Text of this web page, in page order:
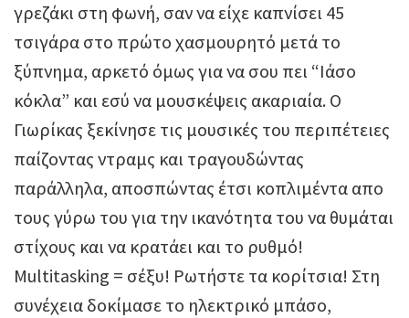
γρεζάκι στη φωνή, σαν να είχε καπνίσει 45
τσιγάρα στο πρώτο χασμουρητό μετά το
ξύπνημα, αρκετό όμως για να σου πει “Ιάσο
κόκλα” και εσύ να μουσκέψεις ακαριαία. Ο
Γιωρίκας ξεκίνησε τις μουσικές του περιπέτειες
παίζοντας ντραμς και τραγουδώντας
παράλληλα, αποσπώντας έτσι κοπλιμέντα απο
τους γύρω του για την ικανότητα του να θυμάται
στίχους και να κρατάει και το ρυθμό!
Multitasking = σέξυ! Ρωτήστε τα κορίτσια! Στη
συνέχεια δοκίμασε το ηλεκτρικό μπάσο,